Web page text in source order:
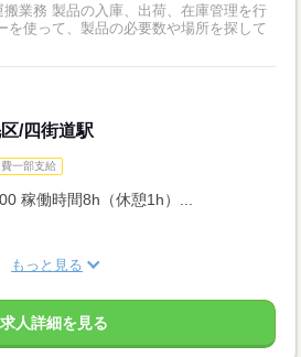
業務 製品の入庫、出荷、在庫管理を行
を使って、製品の必要数や場所を探して
/四街道駅
一部支給
稼働時間8h（休憩1h）...
もっと見る
求人詳細を見る